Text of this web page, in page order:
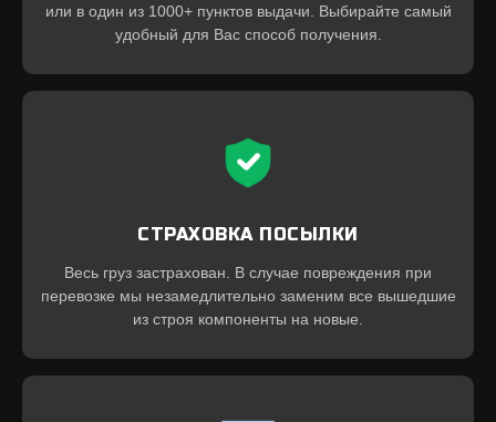
или в один из 1000+ пунктов выдачи. Выбирайте самый
удобный для Вас способ получения.
СТРАХОВКА ПОСЫЛКИ
Весь груз застрахован. В случае повреждения при
перевозке мы незамедлительно заменим все вышедшие
из строя компоненты на новые.